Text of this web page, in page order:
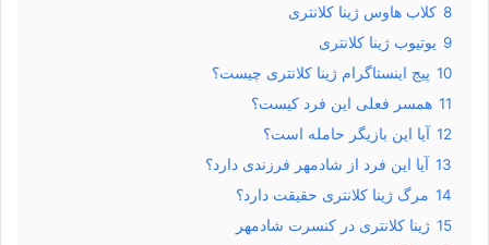
8 کلاب هاوس ژینا کلانتری
9 یوتیوب ژینا کلانتری
10 پیج اینستاگرام ژینا کلانتری چیست؟
11 همسر فعلی این فرد کیست؟
12 آیا این بازیگر حامله است؟
13 آیا این فرد از شادمهر فرزندی دارد؟
14 مرگ ژینا کلانتری حقیقت دارد؟
15 ژینا کلانتری در کنسرت شادمهر